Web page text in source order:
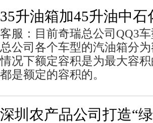
35升油箱加45升油中
客服：目前奇瑞总公司QQ3
总公司各个车型的汽油箱分
情况下额定容积是为最大容
都是额定的容积的。
深圳农产品公司打造“